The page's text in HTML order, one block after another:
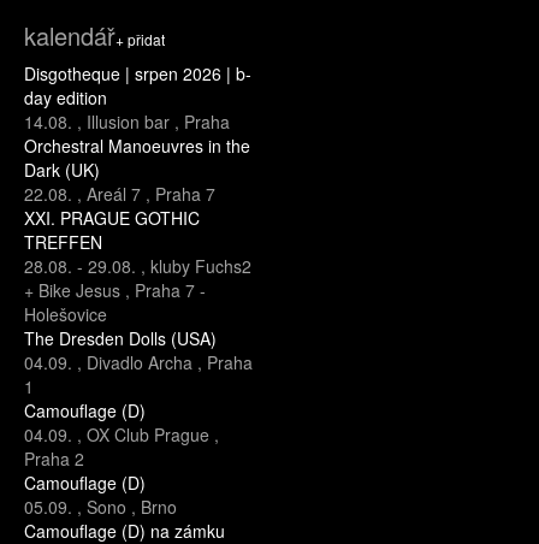
kalendář+ přidat
Disgotheque | srpen 2026 | b-
day edition
14.08. , Illusion bar , Praha
Orchestral Manoeuvres in the
Dark (UK)
22.08. , Areál 7 , Praha 7
XXI. PRAGUE GOTHIC
TREFFEN
28.08. - 29.08. , kluby Fuchs2
+ Bike Jesus , Praha 7 -
Holešovice
The Dresden Dolls (USA)
04.09. , Divadlo Archa , Praha
1
Camouflage (D)
04.09. , OX Club Prague ,
Praha 2
Camouflage (D)
05.09. , Sono , Brno
Camouflage (D) na zámku